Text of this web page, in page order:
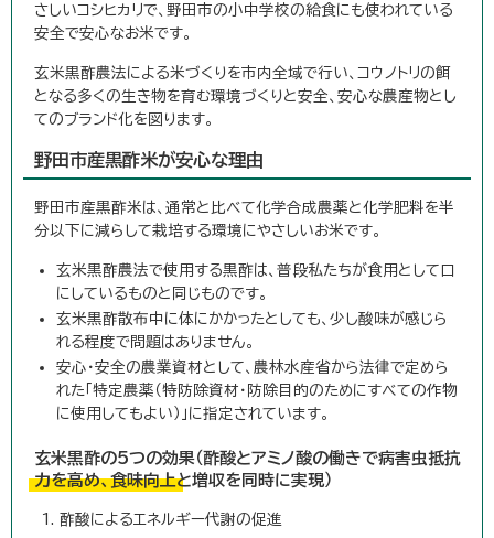
さしいコシヒカリで、野田市の小中学校の給食にも使われている
安全で安心なお米です。
玄米黒酢農法による米づくりを市内全域で行い、コウノトリの餌
となる多くの生き物を育む環境づくりと安全、安心な農産物とし
てのブランド化を図ります。
野田市産黒酢米が安心な理由
野田市産黒酢米は、通常と比べて化学合成農薬と化学肥料を半
分以下に減らして栽培する環境にやさしいお米です。
玄米黒酢農法で使用する黒酢は、普段私たちが食用として口
にしているものと同じものです。
玄米黒酢散布中に体にかかったとしても、少し酸味が感じら
れる程度で問題はありません。
安心・安全の農業資材として、農林水産省から法律で定めら
れた「特定農薬（特防除資材・防除目的のためにすべての作物
に使用してもよい）」に指定されています。
玄米黒酢の5つの効果（酢酸とアミノ酸の働きで病害虫抵抗
力を高め、食味向上と増収を同時に実現）
酢酸によるエネルギー代謝の促進